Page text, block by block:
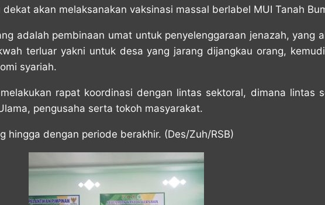
akan melaksanakan vaksinasi massal berlabel MUI Tanah
adalah pembinaan umat untuk penyelenggaraan jenazah, yang
terluar yakni untuk desa yang jarang dijangkau orang,
syariah.
rapat koordinasi dengan lintas sektoral, dimana lintas
pengusaha serta tokoh masyarakat.
hingga dengan periode berakhir. (Des/Zuh/RSB)